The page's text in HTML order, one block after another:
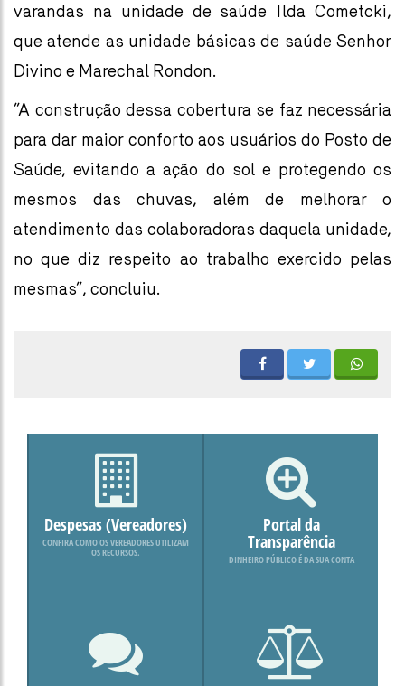
varandas na unidade de saúde Ilda Cometcki,
que atende as unidade básicas de saúde Senhor
Divino e Marechal Rondon.
”A construção dessa cobertura se faz necessária
para dar maior conforto aos usuários do Posto de
Saúde, evitando a ação do sol e protegendo os
mesmos das chuvas, além de melhorar o
atendimento das colaboradoras daquela unidade,
no que diz respeito ao trabalho exercido pelas
mesmas”, concluiu.
Despesas (Vereadores)
CONFIRA COMO OS VEREADORES UTILIZAM
OS RECURSOS.
Portal da
Transparência
DINHEIRO PÚBLICO É DA SUA CONTA